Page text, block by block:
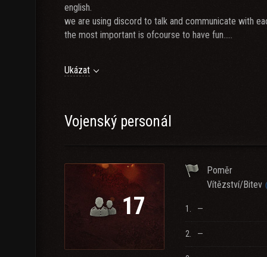
english.
we are using discord to talk and communicate with
the most important is ofcourse to have fun.....
Ukázat
Vojenský personál
17
Poměr
Vítězství/Bitev
1. —
2. —